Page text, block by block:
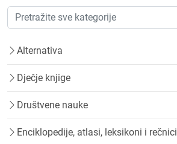
Alternativa
Dječje knjige
Društvene nauke
Enciklopedije, atlasi, leksikoni i rečnici